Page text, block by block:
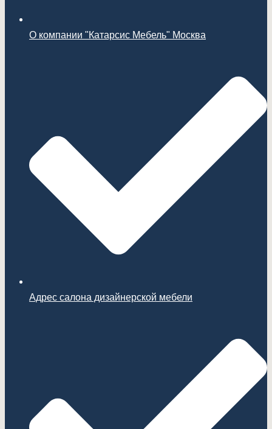
О компании "Катарсис Мебель" Москва
Адрес салона дизайнерской мебели